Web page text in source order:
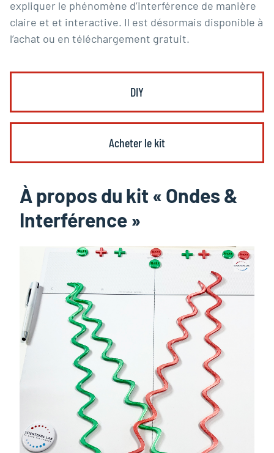
expliquer le phénomène d’interférence de manière
claire et et interactive. Il est désormais disponible à
l’achat ou en téléchargement gratuit.
Acheter le kit
DIY
À propos du kit « Ondes &
Interférence »